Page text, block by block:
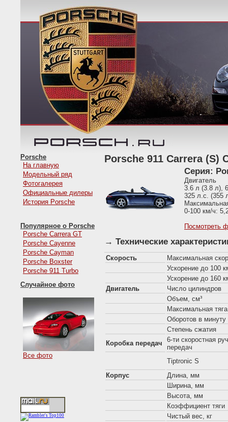
Porsche
На главную
Модельный ряд
Фотогалерея
Официальные дилеры
История Porsche
Популярное о Porsche
Porsche Carrera GT
Porsche Cayenne
Porsche Cayman
Porsche Boxster
Porsche 911 Turbo
Случайное фото
Все фото
Porsche 911 Carrera (S)
Серия:
Двигатель
3.6 л (3.8 л),
325 л.с. (355
0-100 км/ч:
Посмотреть
→ Технические
Скорость
Максимальная
Ускорение до 100
Ускорение до 160
Двигатель
Число цилиндров
Объем, см³
Максимальная
Оборотов в минуту
Степень сжатия
Коробка передач
6-ти скоростная
передач
Tiptronic S
Корпус
Длина, мм
Ширина, мм
Высота, мм
Коэффициент тяги
Чистый вес, кг